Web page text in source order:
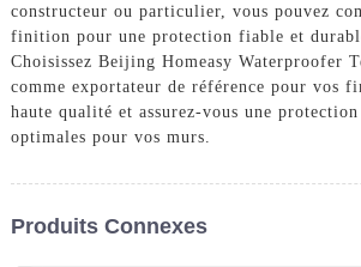
constructeur ou particulier, vous pouvez
finition pour une protection fiable et
Choisissez Beijing Homeasy Waterproofer
comme exportateur de référence pour vos
haute qualité et assurez-vous une protection
optimales pour vos murs.
Produits Connexes